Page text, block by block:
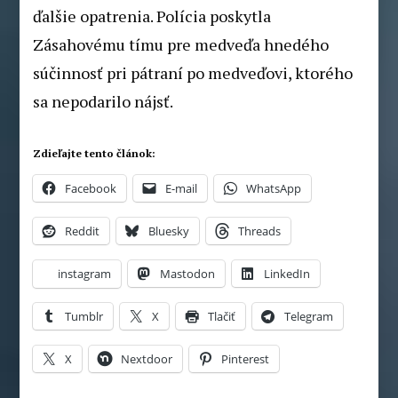
ďalšie opatrenia. Polícia poskytla
Zásahovému tímu pre medveďa hnedého
súčinnosť pri pátraní po medveďovi, ktorého
sa nepodarilo nájsť.
Zdieľajte tento článok:
Facebook E-mail WhatsApp
Reddit Bluesky Threads
instagram Mastodon LinkedIn
Tumblr X Tlačiť Telegram
X Nextdoor Pinterest